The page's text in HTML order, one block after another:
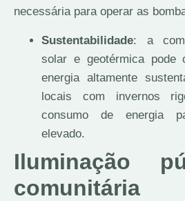
necessária para operar as
Sustentabilidade: a
solar e geotérmica pode
energia altamente
locais com invernos
consumo de energia
elevado.
Iluminação
comunitária